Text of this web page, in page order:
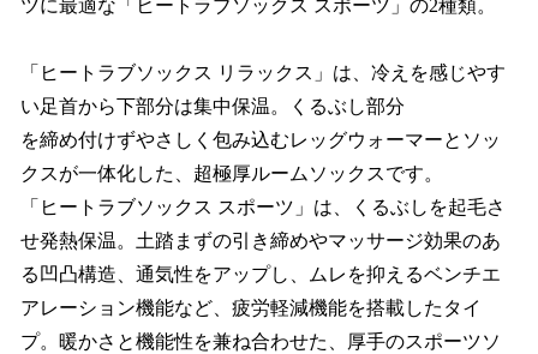
ツに最適な「ヒートラブソックス スポーツ」の2種類。
「ヒートラブソックス リラックス」は、冷えを感じやす
い足首から下部分は集中保温。くるぶし部分
を締め付けずやさしく包み込むレッグウォーマーとソッ
クスが一体化した、超極厚ルームソックスです。
「ヒートラブソックス スポーツ」は、くるぶしを起毛さ
せ発熱保温。土踏まずの引き締めやマッサージ効果のあ
る凹凸構造、通気性をアップし、ムレを抑えるベンチエ
アレーション機能など、疲労軽減機能を搭載したタイ
プ。暖かさと機能性を兼ね合わせた、厚手のスポーツソ